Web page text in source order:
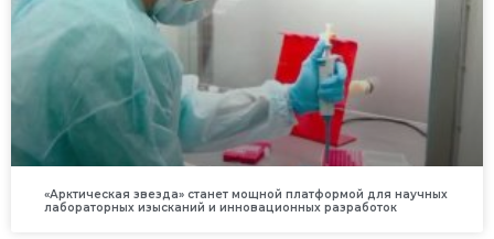
«Арктическая звезда» станет мощной платформой для научных
лабораторных изысканий и инновационных разработок